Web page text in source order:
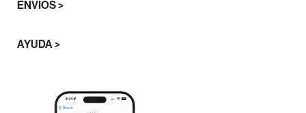
ENVÍOS >
AYUDA >